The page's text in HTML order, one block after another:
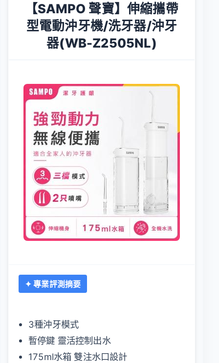
【SAMPO 聲寶】伸縮攜帶
型電動沖牙機/洗牙器/沖牙
器(WB-Z2505NL)
✦ 專業評測摘要
3種沖牙模式
暫停鍵 靈活控制出水
175ml水箱 雙注水口設計